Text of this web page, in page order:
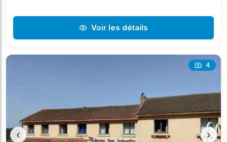
Voir les détails
4
‹ ›